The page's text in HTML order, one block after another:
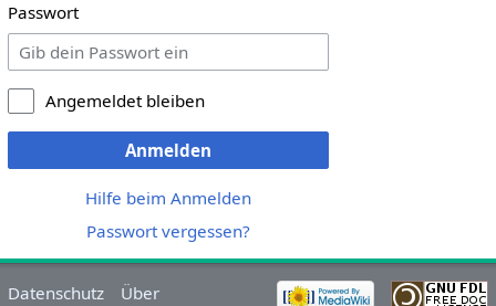
Passwort
Angemeldet bleiben
Anmelden
Hilfe beim Anmelden
Passwort vergessen?
Datenschutz
Über